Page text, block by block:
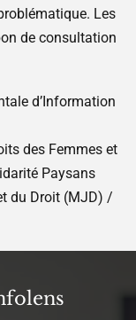
Les
de consultation
d’Information
des Femmes et
Paysans
du Droit (MJD) /